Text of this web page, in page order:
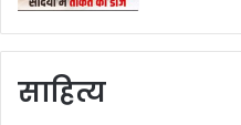
साहित्य